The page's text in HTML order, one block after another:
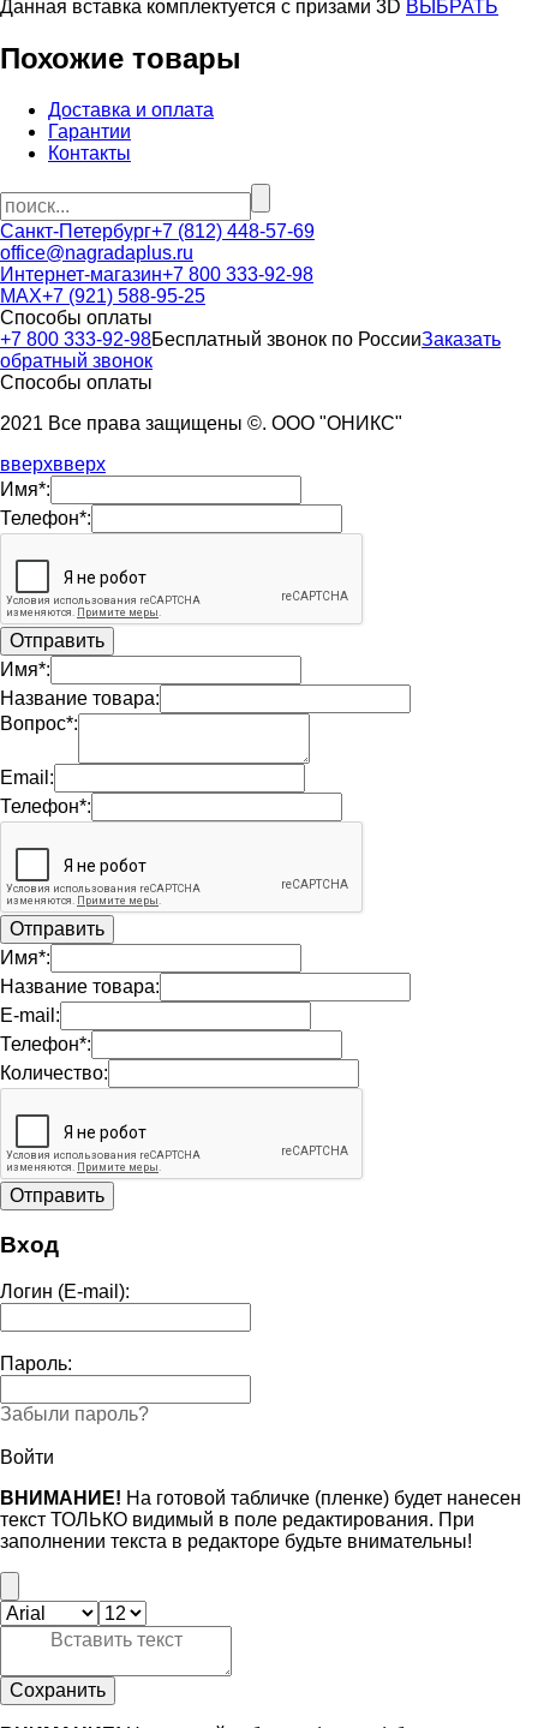
Данная вставка комплектуется c призами 3D ВЫБРАТЬ
Похожие товары
Доставка и оплата
Гарантии
Контакты
Санкт-Петербург+7 (812) 448-57-69
office@nagradaplus.ru
Интернет-магазин+7 800 333-92-98
MAX+7 (921) 588-95-25
Способы оплаты
+7 800 333-92-98Бесплатный звонок по РоссииЗаказать
обратный звонок
Способы оплаты
2021 Все права защищены ©. ООО "ОНИКС"
вверхвверх
Имя*:
Телефон*:
Имя*:
Название товара:
Вопрос*:
Email:
Телефон*:
Имя*:
Название товара:
E-mail:
Телефон*:
Количество:
Вход
Логин (E-mail):
Пароль:
Забыли пароль?
Войти
ВНИМАНИЕ! На готовой табличке (пленке) будет нанесен
текст ТОЛЬКО видимый в поле редактирования. При
заполнении текста в редакторе будьте внимательны!
Сохранить